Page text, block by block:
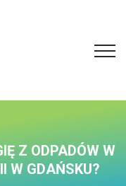
Z ODPADÓW W
W GDAŃSKU?